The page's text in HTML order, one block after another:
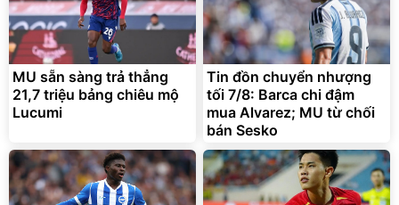
MU sẵn sàng trả thẳng
21,7 triệu bảng chiêu mộ
Lucumi
Tin đồn chuyển nhượng
tối 7/8: Barca chi đậm
mua Alvarez; MU từ chối
bán Sesko